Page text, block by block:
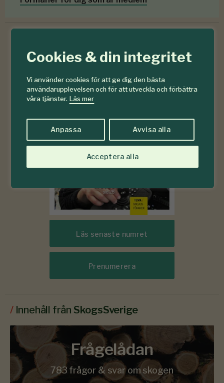
Cookies & din integritet
Vi använder cookies för att ge dig den bästa
användarupplevelsen och för att utveckla och förbättra
våra tjänster. Läs mer
Anpassa Avvisa alla
Acceptera alla
6-7
2026
Läs senaste numret
Prenumerera
/ Innehåll från SkogsSverige
Frågelådan
783 frågor & svar om skogen